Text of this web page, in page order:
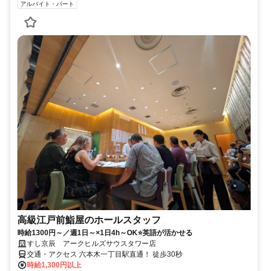
アルバイト・パート
高級江戸前鮨屋のホールスタッフ
時給1300円～／週1日～×1日4h～OK⭐英語が活かせる
すし京辰 アークヒルズサウスタワー店
交通・アクセス 六本木一丁目駅直通！ 徒歩30秒
時給1,300円以上